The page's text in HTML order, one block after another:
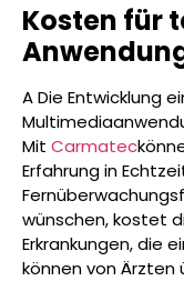
Kosten für
A Die Entwicklung
Mit Carmatec
Erfahrung in
wünschen, kostet
Erkrankungen, die
können von Ärzten